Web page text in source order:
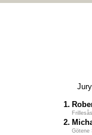
1.
2.
Götene